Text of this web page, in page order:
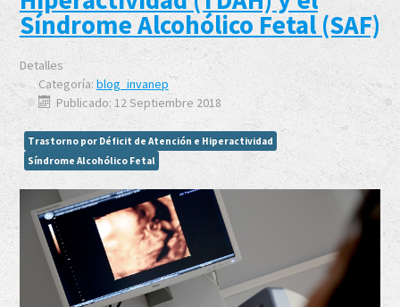
Síndrome Alcohólico Fetal (SAF)
Detalles
Categoría: blog_invanep
Publicado: 12 Septiembre 2018
Trastorno por Déficit de Atención e Hiperactividad
Síndrome Alcohólico Fetal